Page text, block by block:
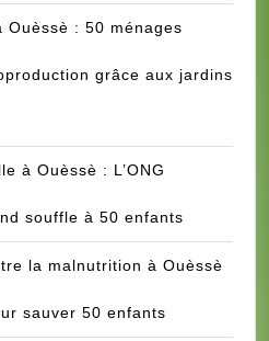
: 50 ménages
grâce aux jardins
à Ouèssè : L’ONG
souffle à 50 enfants
la malnutrition à Ouèssè
sauver 50 enfants